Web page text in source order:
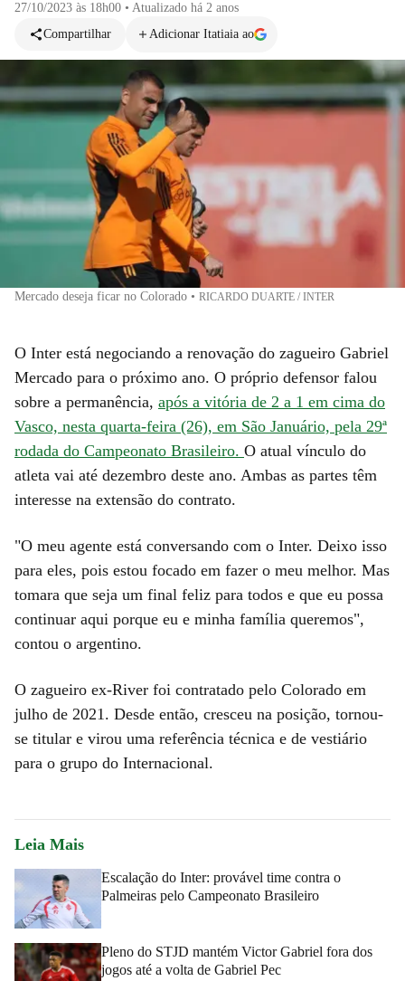
27/10/2023 às 18h00 • Atualizado há 2 anos
Compartilhar
Adicionar Itatiaia ao
Mercado deseja ficar no Colorado • RICARDO DUARTE / INTER
O Inter está negociando a renovação do zagueiro Gabriel
Mercado para o próximo ano. O próprio defensor falou
sobre a permanência, após a vitória de 2 a 1 em cima do
Vasco, nesta quarta-feira (26), em São Januário, pela 29ª
rodada do Campeonato Brasileiro. O atual vínculo do
atleta vai até dezembro deste ano. Ambas as partes têm
interesse na extensão do contrato.
"O meu agente está conversando com o Inter. Deixo isso
para eles, pois estou focado em fazer o meu melhor. Mas
tomara que seja um final feliz para todos e que eu possa
continuar aqui porque eu e minha família queremos",
contou o argentino.
O zagueiro ex-River foi contratado pelo Colorado em
julho de 2021. Desde então, cresceu na posição, tornou-
se titular e virou uma referência técnica e de vestiário
para o grupo do Internacional.
Leia Mais
Escalação do Inter: provável time contra o
Palmeiras pelo Campeonato Brasileiro
Pleno do STJD mantém Victor Gabriel fora dos
jogos até a volta de Gabriel Pec